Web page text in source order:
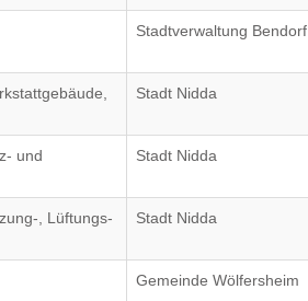
Stadtverwaltung Bendorf
Stadt Nidda
und
Stadt Nidda
, Lüftungs-
Stadt Nidda
Gemeinde Wölfersheim